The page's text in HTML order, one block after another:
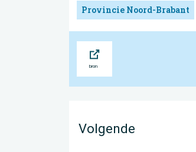
Provincie Noord-Brabant
Volgende